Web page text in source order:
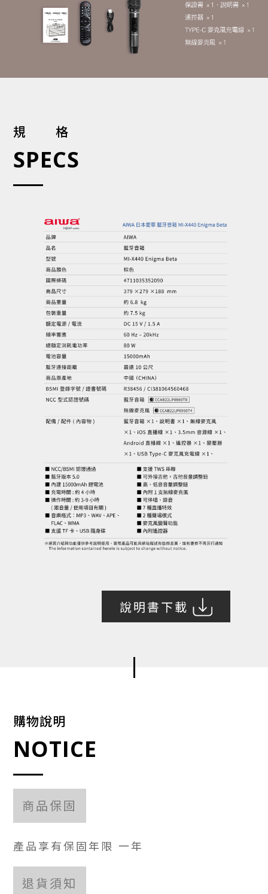
規格
SPECS
說明書下載
購物說明
NOTICE
商品保固
產品享有保固年限 一年
退貨須知